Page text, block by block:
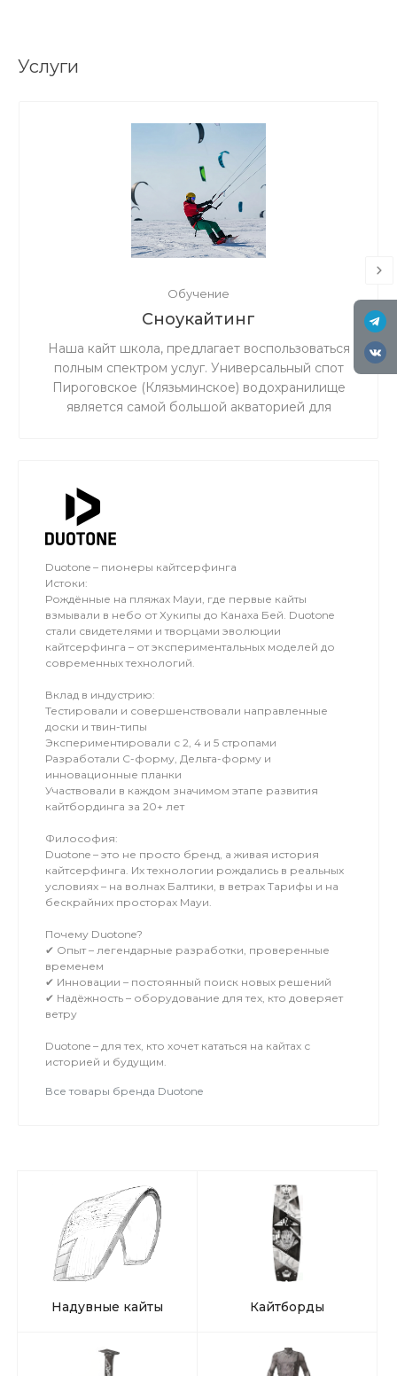
Услуги
Обучение
Сноукайтинг
Наша кайт школа, предлагает воспользоваться
полным спектром услуг. Универсальный спот
Пироговское (Клязьминское) водохранилище
является самой большой акваторией для
льду мокро или нет снега, мы занимаемся на
Duotone – пионеры кайтсерфинга
Истоки:
Рождённые на пляжах Мауи, где первые кайты
взмывали в небо от Хукипы до Канаха Бей. Duotone
стали свидетелями и творцами эволюции
кайтсерфинга – от экспериментальных моделей до
современных технологий.
Вклад в индустрию:
Тестировали и совершенствовали направленные
доски и твин-типы
Экспериментировали с 2, 4 и 5 стропами
Разработали C-форму, Дельта-форму и
инновационные планки
Участвовали в каждом значимом этапе развития
кайтбординга за 20+ лет
Философия:
Duotone – это не просто бренд, а живая история
кайтсерфинга. Их технологии рождались в реальных
условиях – на волнах Балтики, в ветрах Тарифы и на
бескрайних просторах Мауи.
Почему Duotone?
✔ Опыт – легендарные разработки, проверенные
временем
✔ Инновации – постоянный поиск новых решений
✔ Надёжность – оборудование для тех, кто доверяет
ветру
Duotone – для тех, кто хочет кататься на кайтах с
историей и будущим.
Все товары бренда Duotone
Надувные кайты Кайтборды